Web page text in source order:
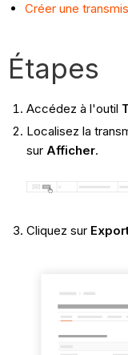
Créer une
Étapes
Accédez à l'outil
Localisez la
sur Afficher.
Cliquez sur